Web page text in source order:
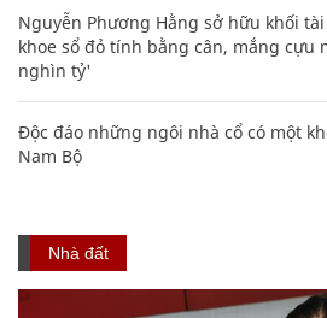
Nguyễn Phương Hằng sở hữu khối
khoe sổ đỏ tính bằng cân, mắng cựu
nghìn tỷ'
Độc đáo những ngôi nhà cổ có một
Nam Bộ
Nhà đất